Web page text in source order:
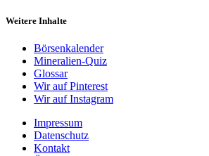
Weitere Inhalte
Börsenkalender
Mineralien-Quiz
Glossar
Wir auf Pinterest
Wir auf Instagram
Impressum
Datenschutz
Kontakt